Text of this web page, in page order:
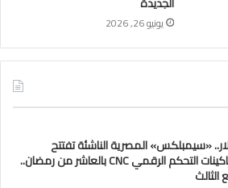
يونيو 26, 2026
مليون دولار.. «سيمبلكس» المصرية الناشئة تفتتح
مصنعها الجديد لتصنيع ماكينات التحكم الرقمي CNC بالعاشر من رمضان..